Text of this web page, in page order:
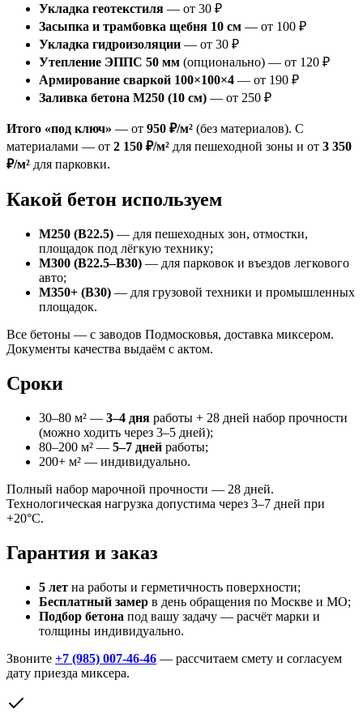
Укладка геотекстиля — от 30 ₽
Засыпка и трамбовка щебня 10 см — от 100 ₽
Укладка гидроизоляции — от 30 ₽
Утепление ЭППС 50 мм (опционально) — от 120 ₽
Армирование сваркой 100×100×4 — от 190 ₽
Заливка бетона М250 (10 см) — от 250 ₽
Итого «под ключ» — от 950 ₽/м² (без материалов). С
материалами — от 2 150 ₽/м² для пешеходной зоны и от 3 350
₽/м² для парковки.
Какой бетон используем
М250 (B22.5) — для пешеходных зон, отмостки,
площадок под лёгкую технику;
М300 (B22.5–B30) — для парковок и въездов легкового
авто;
М350+ (B30) — для грузовой техники и промышленных
площадок.
Все бетоны — с заводов Подмосковья, доставка миксером.
Документы качества выдаём с актом.
Сроки
30–80 м² — 3–4 дня работы + 28 дней набор прочности
(можно ходить через 3–5 дней);
80–200 м² — 5–7 дней работы;
200+ м² — индивидуально.
Полный набор марочной прочности — 28 дней.
Технологическая нагрузка допустима через 3–7 дней при
+20°C.
Гарантия и заказ
5 лет на работы и герметичность поверхности;
Бесплатный замер в день обращения по Москве и МО;
Подбор бетона под вашу задачу — расчёт марки и
толщины индивидуально.
Звоните +7 (985) 007-46-46 — рассчитаем смету и согласуем
дату приезда миксера.